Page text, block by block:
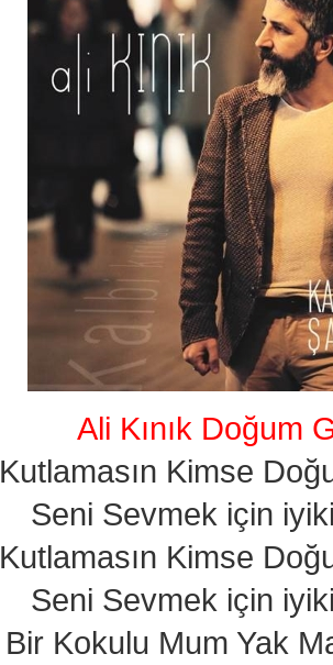
Ali Kınık Doğum
Kutlamasın Kimse
Seni Sevmek için
Kutlamasın Kimse
Seni Sevmek için
Bir Kokulu Mum Yak